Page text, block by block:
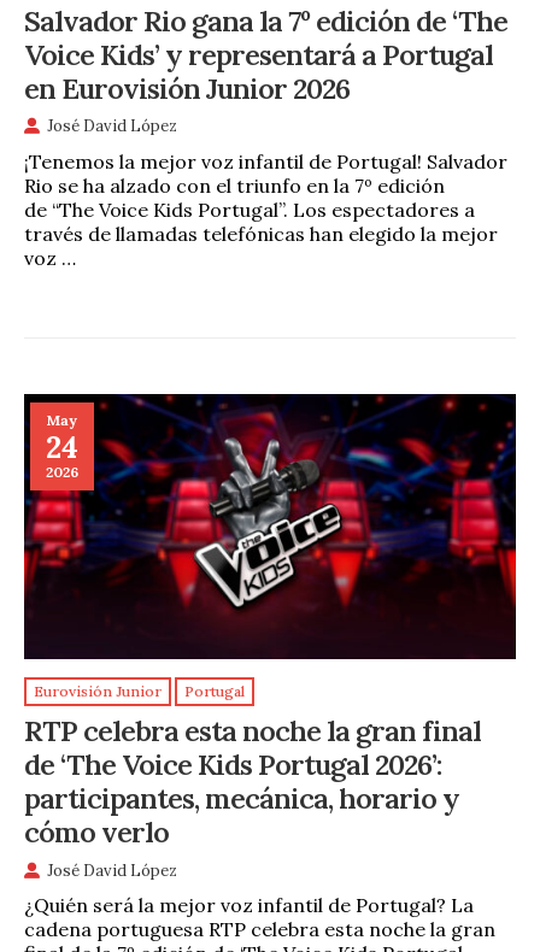
Salvador Rio gana la 7º edición de ‘The
Voice Kids’ y representará a Portugal
en Eurovisión Junior 2026
José David López
¡Tenemos la mejor voz infantil de Portugal! Salvador
Rio se ha alzado con el triunfo en la 7º edición
de “The Voice Kids Portugal”. Los espectadores a
través de llamadas telefónicas han elegido la mejor
voz …
May
24
2026
Eurovisión Junior Portugal
RTP celebra esta noche la gran final
de ‘The Voice Kids Portugal 2026’:
participantes, mecánica, horario y
cómo verlo
José David López
¿Quién será la mejor voz infantil de Portugal? La
cadena portuguesa RTP celebra esta noche la gran